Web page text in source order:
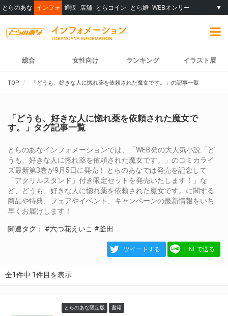
とらのあな インフォ 通販 店舗 とらコイン とら婚 WEBオンリー ▼
総合 女性向け ランキング イラスト展
TOP 「どうも、好きな人に惚れ薬を依頼された魔女です。」の記事一覧
「どうも、好きな人に惚れ薬を依頼された魔女で
す。」タグ記事一覧
とらのあなインフォメーションでは、「WEB発の大人気小説「ど
うも、好きな人に惚れ薬を依頼された魔女です。」のコミカライ
ズ最新第3巻が9月5日に発売！ とらのあなでは発売を記念して
「アクリルスタンド」付き限定セットを発売いたします！」な
ど、どうも、好きな人に惚れ薬を依頼された魔女です。に関する
商品や特典、フェアやイベント、キャンペーンの最新情報をいち
早くお届けします！
関連タグ： #六つ花えいこ #釜田
ツイートする LINEで送る
全1件中 1件目を表示
とらのあな限定版 書籍